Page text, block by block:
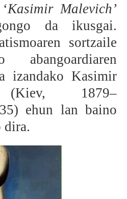
Kasimir Malevich’
da ikusgai.
sortzaile
abangoardiaren
izandako Kasimir
(Kiev, 1879–
ehun lan baino
dira.